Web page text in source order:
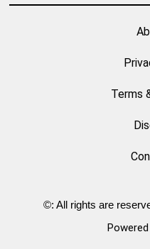
Terms
©: All rights are